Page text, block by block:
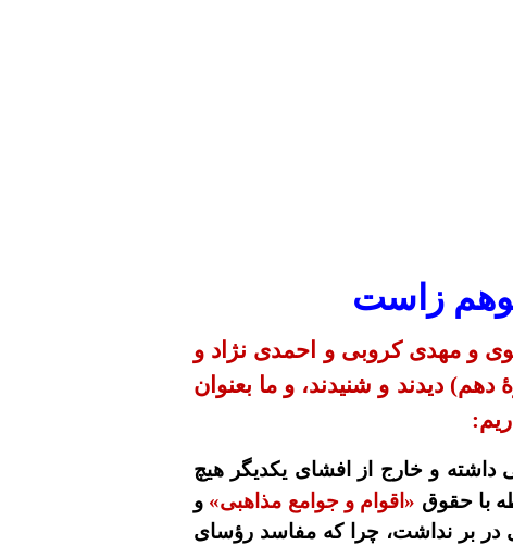
زاست
و مهدی کروبی و احمدی نژاد و
دیدند و شنیدند، و ما بعنوان
داشته و خارج از افشای یکدیگر هیچ
با حقوق «اقوام و جوامع مذاهبی» و
در بر نداشت، چرا که مفاسد رؤسای